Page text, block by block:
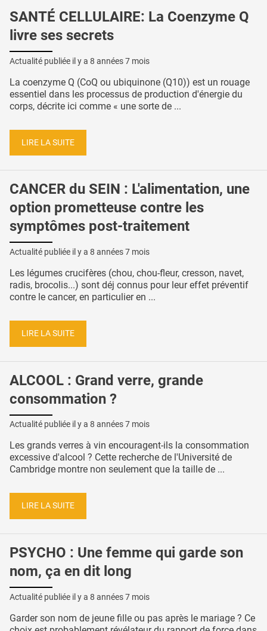
SANTÉ CELLULAIRE: La Coenzyme Q
livre ses secrets
Actualité publiée il y a 8 années 7 mois
La coenzyme Q (CoQ ou ubiquinone (Q10)) est un rouage
essentiel dans les processus de production d'énergie du
corps, décrite ici comme « une sorte de ...
LIRE LA SUITE
CANCER du SEIN : L'alimentation, une
option prometteuse contre les
symptômes post-traitement
Actualité publiée il y a 8 années 7 mois
Les légumes crucifères (chou, chou-fleur, cresson, navet,
radis, brocolis...) sont déj connus pour leur effet préventif
contre le cancer, en particulier en ...
LIRE LA SUITE
ALCOOL : Grand verre, grande
consommation ?
Actualité publiée il y a 8 années 7 mois
Les grands verres à vin encouragent-ils la consommation
excessive d'alcool ? Cette recherche de l'Université de
Cambridge montre non seulement que la taille de ...
LIRE LA SUITE
PSYCHO : Une femme qui garde son
nom, ça en dit long
Actualité publiée il y a 8 années 7 mois
Garder son nom de jeune fille ou pas après le mariage ? Ce